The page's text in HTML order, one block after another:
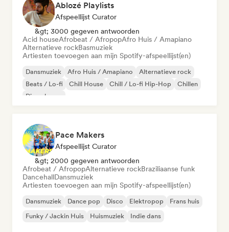
Ablozé Playlists
Afspeellijst Curator
&gt; 3000 gegeven antwoorden
Acid houseAfrobeat / AfropopAfro Huis / Amapiano
Alternatieve rockBasmuziek
Artiesten toevoegen aan mijn Spotify-afspeellijst(en)
Dansmuziek Afro Huis / Amapiano
Alternatieve rock
Beats / Lo-fi
Chill House Chill / Lo-fi Hip-Hop
Chillen
Diepe house
Pace Makers
Afspeellijst Curator
&gt; 2000 gegeven antwoorden
Afrobeat / AfropopAlternatieve rockBraziliaanse funk
DancehallDansmuziek
Artiesten toevoegen aan mijn Spotify-afspeellijst(en)
Dansmuziek Dance pop Disco Elektropop
Frans huis
Funky / Jackin Huis
Huismuziek Indie dans